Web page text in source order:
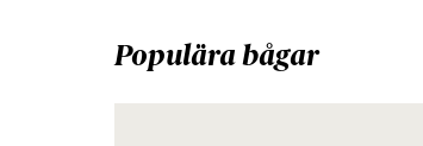
Populära bågar